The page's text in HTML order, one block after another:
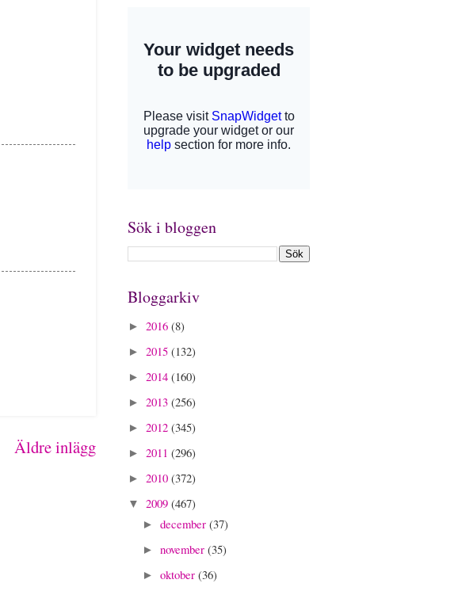
Äldre inlägg
Sök i bloggen
Bloggarkiv
► 2016 (8)
► 2015 (132)
► 2014 (160)
► 2013 (256)
► 2012 (345)
► 2011 (296)
► 2010 (372)
▼ 2009 (467)
► december (37)
► november (35)
► oktober (36)